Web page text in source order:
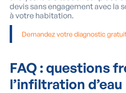
devis sans engagement avec la
à votre habitation.
Demandez votre diagnostic
FAQ :questions
l’infiltration d’eau